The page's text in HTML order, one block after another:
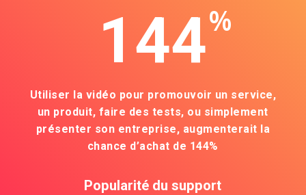
144%
Utiliser la vidéo pour promouvoir un service,
un produit, faire des tests, ou simplement
présenter son entreprise, augmenterait la
chance d’achat de 144%
Popularité du support